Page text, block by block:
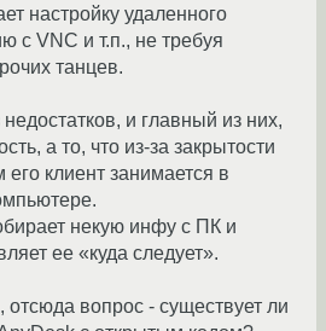
настройку удаленного
с VNC и т.п., не требуя
танцев.
и главный из них,
а то, что из-за закрытости
его клиент занимается в
некую инфу с ПК и
ее «куда следует».
вопрос - существует ли